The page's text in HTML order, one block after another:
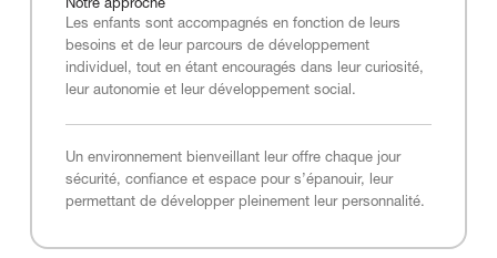
Notre approche
Les enfants sont accompagnés en fonction de leurs
besoins et de leur parcours de développement
individuel, tout en étant encouragés dans leur curiosité,
leur autonomie et leur développement social.
Un environnement bienveillant leur offre chaque jour
sécurité, confiance et espace pour s’épanouir, leur
permettant de développer pleinement leur personnalité.